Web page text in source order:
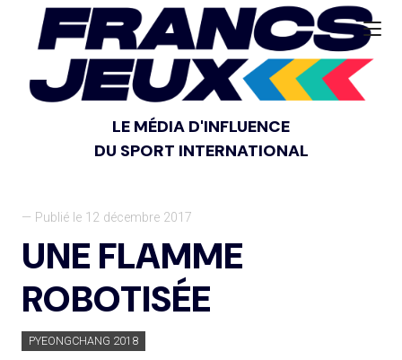
LE MÉDIA D'INFLUENCE
DU SPORT INTERNATIONAL
— Publié le 12 décembre 2017
UNE FLAMME
ROBOTISÉE
PYEONGCHANG 2018